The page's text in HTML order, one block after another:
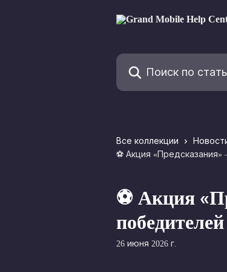
Поиск по статьям...
Все коллекции
⚽ Акция
⚽ Акция
26 июня 2026 г.